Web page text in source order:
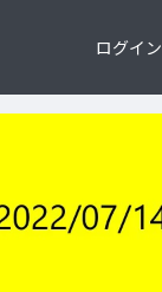
ログイン